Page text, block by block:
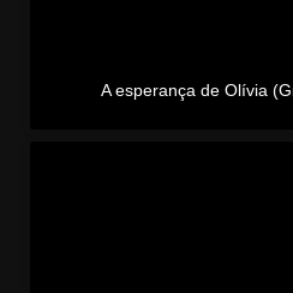
A esperança de Olívia